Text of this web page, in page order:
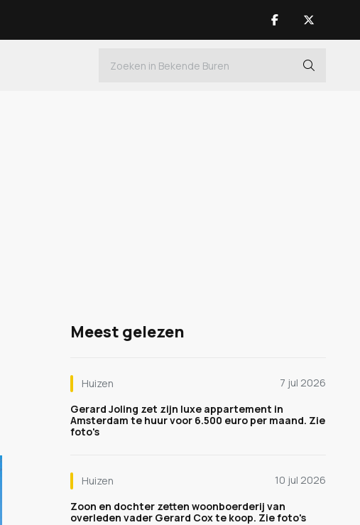
Meest gelezen
Huizen
7 jul 2026
Gerard Joling zet zijn luxe appartement in
Amsterdam te huur voor 6.500 euro per maand. Zie
foto's
Huizen
10 jul 2026
Zoon en dochter zetten woonboerderij van
overleden vader Gerard Cox te koop. Zie foto's